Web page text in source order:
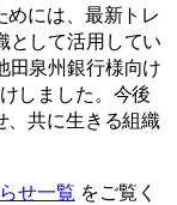
めには、最新トレ
として活用してい
田泉州銀行様向け
しました。今後
、共に生きる組織
せ一覧 をご覧く